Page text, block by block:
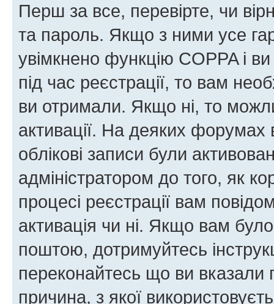
Перш за все, перевірте, чи
та пароль. Якщо з ними усе
увімкнено функцію COPPA і
під час реєстрації, то вам
ви отримали. Якщо ні, то
активації. На деяких форумах
облікові записи були
адміністратором до того, як
процесі реєстрації вам
активація чи ні. Якщо вам
поштою, дотримуйтесь
переконайтесь що ви
причина, з якої